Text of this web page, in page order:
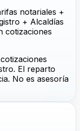
notariales +
+ Alcaldías
cotizaciones
El reparto
No es asesoría